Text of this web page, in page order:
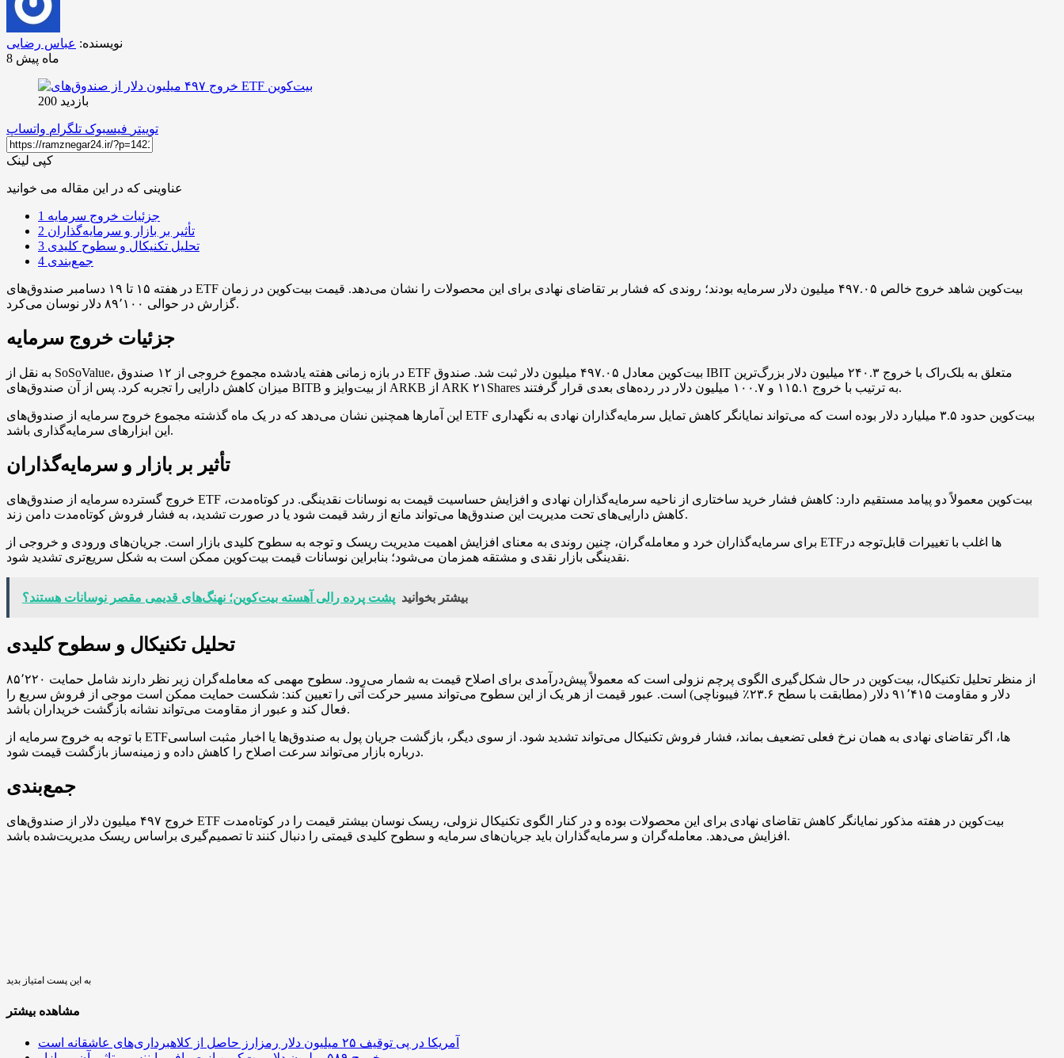
نویسنده: عباس رضایی
8 ماه پیش
بازدید 200
توییتر فیسبوک تلگرام واتساپ
کپی لینک
عناوینی که در این مقاله می خوانید
1 جزئیات خروج سرمایه
2 تأثیر بر بازار و سرمایه‌گذاران
3 تحلیل تکنیکال و سطوح کلیدی
4 جمع‌بندی
در هفته ۱۵ تا ۱۹ دسامبر صندوق‌های ETF بیت‌کوین شاهد خروج خالص ۴۹۷.۰۵ میلیون دلار سرمایه بودند؛ روندی که فشار بر تقاضای نهادی برای این محصولات را نشان می‌دهد. قیمت بیت‌کوین در زمان
گزارش در حوالی ۸۹٬۱۰۰ دلار نوسان می‌کرد.
جزئیات خروج سرمایه
به نقل از SoSoValue، در بازه زمانی هفته یادشده مجموع خروجی از ۱۲ صندوق ETF بیت‌کوین معادل ۴۹۷.۰۵ میلیون دلار ثبت شد. صندوق IBIT متعلق به بلک‌راک با خروج ۲۴۰.۳ میلیون دلار بزرگ‌ترین
میزان کاهش دارایی را تجربه کرد. پس از آن صندوق‌های BITB از بیت‌وایز و ARKB از ARK ۲۱Shares به ترتیب با خروج ۱۱۵.۱ و ۱۰۰.۷ میلیون دلار در رده‌های بعدی قرار گرفتند.
این آمارها همچنین نشان می‌دهد که در یک ماه گذشته مجموع خروج سرمایه از صندوق‌های ETF بیت‌کوین حدود ۳.۵ میلیارد دلار بوده است که می‌تواند نمایانگر کاهش تمایل سرمایه‌گذاران نهادی به نگهداری
این ابزارهای سرمایه‌گذاری باشد.
تأثیر بر بازار و سرمایه‌گذاران
خروج گسترده سرمایه از صندوق‌های ETF بیت‌کوین معمولاً دو پیامد مستقیم دارد: کاهش فشار خرید ساختاری از ناحیه سرمایه‌گذاران نهادی و افزایش حساسیت قیمت به نوسانات نقدینگی. در کوتاه‌مدت،
کاهش دارایی‌های تحت مدیریت این صندوق‌ها می‌تواند مانع از رشد قیمت شود یا در صورت تشدید، به فشار فروش کوتاه‌مدت دامن زند.
برای سرمایه‌گذاران خرد و معامله‌گران، چنین روندی به معنای افزایش اهمیت مدیریت ریسک و توجه به سطوح کلیدی بازار است. جریان‌های ورودی و خروجی از ETFها اغلب با تغییرات قابل‌توجه در
نقدینگی بازار نقدی و مشتقه همزمان می‌شود؛ بنابراین نوسانات قیمت بیت‌کوین ممکن است به شکل سریع‌تری تشدید شود.
بیشتر بخوانید پشت پرده رالی آهسته بیت‌کوین؛ نهنگ‌های قدیمی مقصر نوسانات هستند؟
تحلیل تکنیکال و سطوح کلیدی
از منظر تحلیل تکنیکال، بیت‌کوین در حال شکل‌گیری الگوی پرچم نزولی است که معمولاً پیش‌درآمدی برای اصلاح قیمت به شمار می‌رود. سطوح مهمی که معامله‌گران زیر نظر دارند شامل حمایت ۸۵٬۲۲۰
دلار و مقاومت ۹۱٬۴۱۵ دلار (مطابقت با سطح ۲۳.۶٪ فیبوناچی) است. عبور قیمت از هر یک از این سطوح می‌تواند مسیر حرکت آتی را تعیین کند: شکست حمایت ممکن است موجی از فروش سریع را
فعال کند و عبور از مقاومت می‌تواند نشانه بازگشت خریداران باشد.
با توجه به خروج سرمایه از ETFها، اگر تقاضای نهادی به همان نرخ فعلی تضعیف بماند، فشار فروش تکنیکال می‌تواند تشدید شود. از سوی دیگر، بازگشت جریان پول به صندوق‌ها یا اخبار مثبت اساسی
درباره بازار می‌تواند سرعت اصلاح را کاهش داده و زمینه‌ساز بازگشت قیمت شود.
جمع‌بندی
خروج ۴۹۷ میلیون دلار از صندوق‌های ETF بیت‌کوین در هفته مذکور نمایانگر کاهش تقاضای نهادی برای این محصولات بوده و در کنار الگوی تکنیکال نزولی، ریسک نوسان بیشتر قیمت را در کوتاه‌مدت
افزایش می‌دهد. معامله‌گران و سرمایه‌گذاران باید جریان‌های سرمایه و سطوح کلیدی قیمتی را دنبال کنند تا تصمیم‌گیری براساس ریسک مدیریت‌شده باشد.
به این پست امتیاز بدید
مشاهده بیشتر
آمریکا در پی توقیف ۲۵ میلیون دلار رمزارز حاصل از کلاهبرداری‌های عاشقانه است